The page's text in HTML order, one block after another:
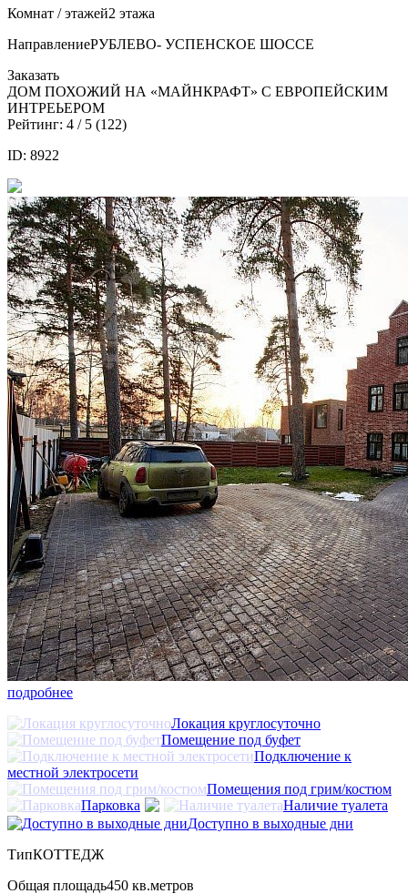
Комнат / этажей2 этажа
НаправлениеРУБЛЕВО- УСПЕНСКОЕ ШОССЕ
Заказать
ДОМ ПОХОЖИЙ НА «МАЙНКРАФТ» С ЕВРОПЕЙСКИМ
ИНТРЕЬЕРОМ
Рейтинг: 4 / 5 (122)
ID: 8922
подробнее
Локация круглосуточно
Помещение под буфет
Подключение к
местной электросети
Помещения под грим/костюм
Парковка
Наличие туалета
Доступно в выходные дни
ТипКОТТЕДЖ
Общая площадь450 кв.метров